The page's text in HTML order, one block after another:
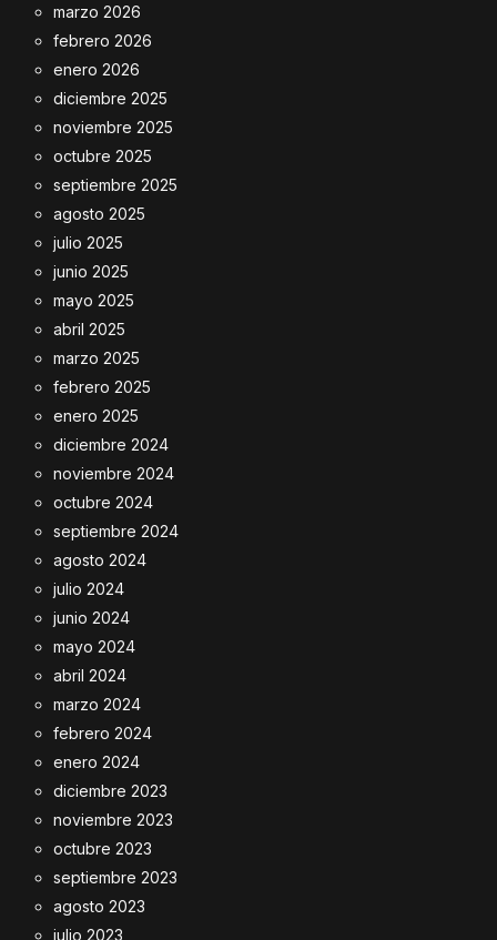
marzo 2026
febrero 2026
enero 2026
diciembre 2025
noviembre 2025
octubre 2025
septiembre 2025
agosto 2025
julio 2025
junio 2025
mayo 2025
abril 2025
marzo 2025
febrero 2025
enero 2025
diciembre 2024
noviembre 2024
octubre 2024
septiembre 2024
agosto 2024
julio 2024
junio 2024
mayo 2024
abril 2024
marzo 2024
febrero 2024
enero 2024
diciembre 2023
noviembre 2023
octubre 2023
septiembre 2023
agosto 2023
julio 2023